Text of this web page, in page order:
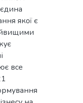
якої є
все